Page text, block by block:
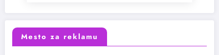
Mesto za reklamu